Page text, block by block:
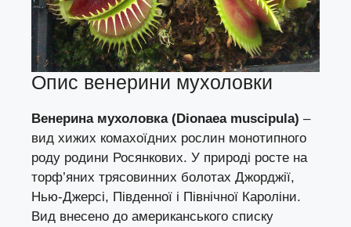
Опис венерини мухоловки
Венерина мухоловка (Dionaea muscipula) –
вид хижих комахоїдних рослин монотипного
роду родини Росянкових. У природі росте на
торф’яних трясовинних болотах Джорджії,
Нью-Джерсі, Південної і Північної Кароліни.
Вид внесено до американського списку